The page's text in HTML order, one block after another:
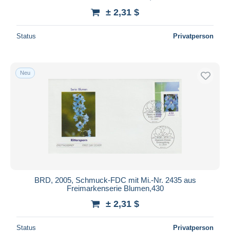
± 2,31 $
Status Privatperson
Neu
BRD, 2005, Schmuck-FDC mit Mi.-Nr. 2435 aus
Freimarkenserie Blumen,430
± 2,31 $
Status Privatperson